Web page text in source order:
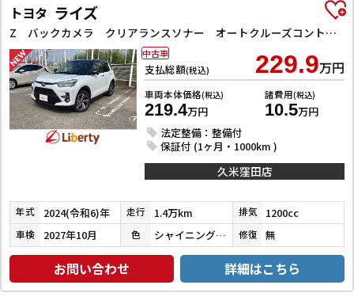
トヨタ ライズ
Z バックカメラ クリアランスソナー オートクルーズコントロール レーンアシスト 衝突被害軽減システム TV LEDヘッドランプ アルミホイール スマートキー アイドリングストップ 電動格納ミラー
支払総額(税込) 229.9万円
車両本体価格(税込)
219.4万円
諸費用(税込)
10.5万円
法定整備：整備付
保証付 (1ヶ月・1000km )
中古車
久米窪田店
年式 2024(令和6)年 走行 1.4万km 排気 1200cc
車検 2027年10月 色 シャイニングホワイトパール／ブラックマイカメタリック 修復 無
お問い合わせ 詳細はこちら